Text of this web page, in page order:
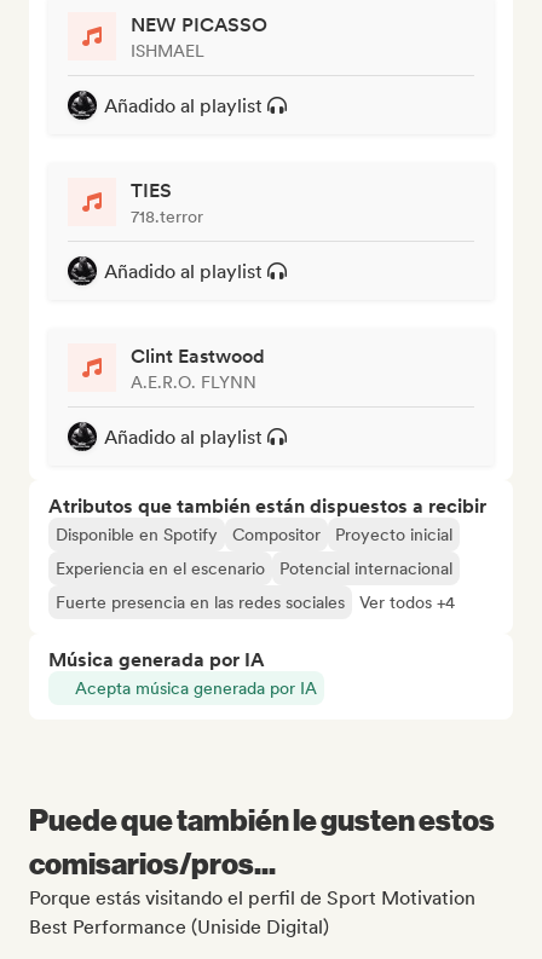
NEW PICASSO
ISHMAEL
Añadido al playlist
TIES
718.terror
Añadido al playlist
Clint Eastwood
A.E.R.O. FLYNN
Añadido al playlist
Atributos que también están dispuestos a recibir
Disponible en Spotify Compositor
Proyecto inicial
Experiencia en el escenario
Potencial internacional
Fuerte presencia en las redes sociales
Ver todos +4
Música generada por IA
Acepta música generada por IA
Puede que también le gusten estos
comisarios/pros...
Porque estás visitando el perfil de Sport Motivation
Best Performance (Uniside Digital)